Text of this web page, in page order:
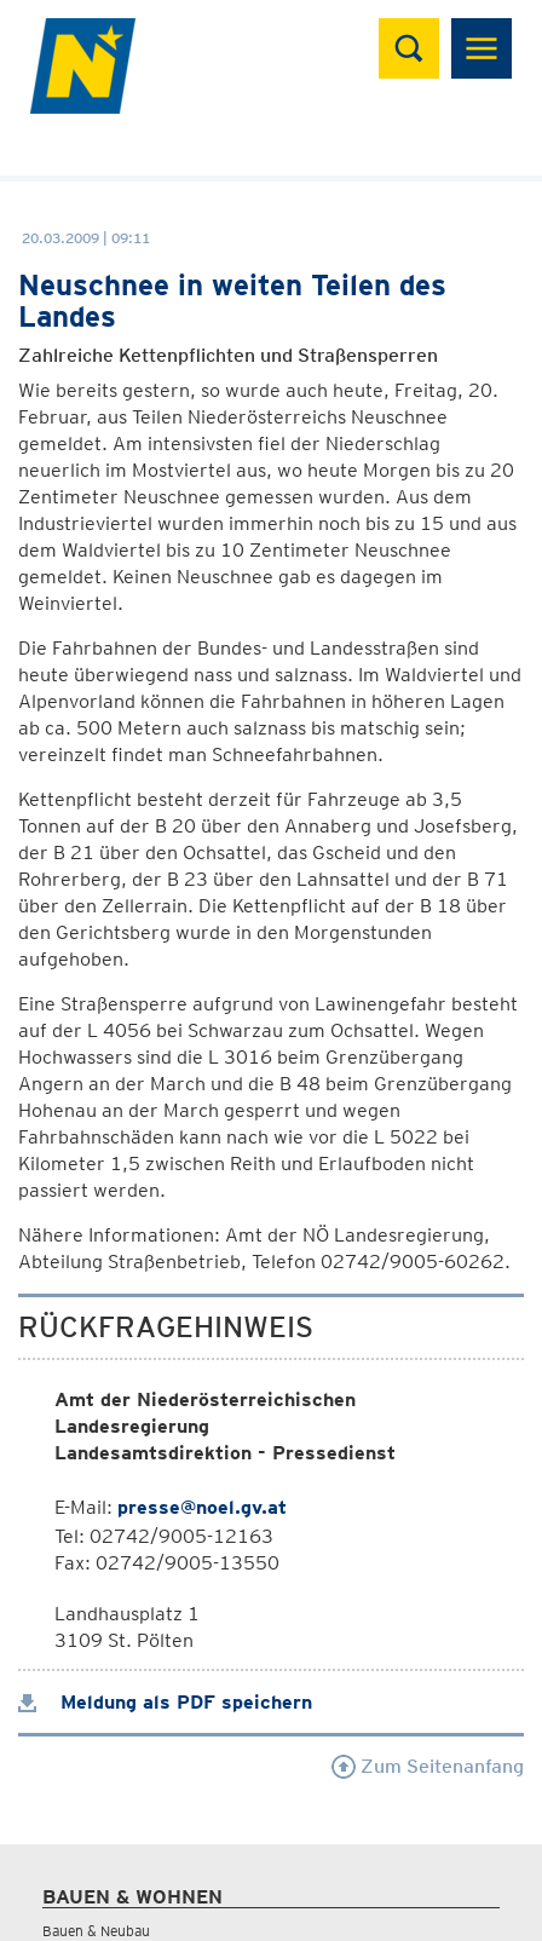
Suchen
20.03.2009 | 09:11
Neuschnee in weiten Teilen des
Landes
Zahlreiche Kettenpflichten und Straßensperren
Wie bereits gestern, so wurde auch heute, Freitag, 20.
Februar, aus Teilen Niederösterreichs Neuschnee
gemeldet. Am intensivsten fiel der Niederschlag
neuerlich im Mostviertel aus, wo heute Morgen bis zu 20
Zentimeter Neuschnee gemessen wurden. Aus dem
Industrieviertel wurden immerhin noch bis zu 15 und aus
dem Waldviertel bis zu 10 Zentimeter Neuschnee
gemeldet. Keinen Neuschnee gab es dagegen im
Weinviertel.
Die Fahrbahnen der Bundes- und Landesstraßen sind
heute überwiegend nass und salznass. Im Waldviertel und
Alpenvorland können die Fahrbahnen in höheren Lagen
ab ca. 500 Metern auch salznass bis matschig sein;
vereinzelt findet man Schneefahrbahnen.
Kettenpflicht besteht derzeit für Fahrzeuge ab 3,5
Tonnen auf der B 20 über den Annaberg und Josefsberg,
der B 21 über den Ochsattel, das Gscheid und den
Rohrerberg, der B 23 über den Lahnsattel und der B 71
über den Zellerrain. Die Kettenpflicht auf der B 18 über
den Gerichtsberg wurde in den Morgenstunden
aufgehoben.
Eine Straßensperre aufgrund von Lawinengefahr besteht
auf der L 4056 bei Schwarzau zum Ochsattel. Wegen
Hochwassers sind die L 3016 beim Grenzübergang
Angern an der March und die B 48 beim Grenzübergang
Hohenau an der March gesperrt und wegen
Fahrbahnschäden kann nach wie vor die L 5022 bei
Kilometer 1,5 zwischen Reith und Erlaufboden nicht
passiert werden.
Nähere Informationen: Amt der NÖ Landesregierung,
Abteilung Straßenbetrieb, Telefon 02742/9005-60262.
RÜCKFRAGEHINWEIS
Amt der Niederösterreichischen
Landesregierung
Landesamtsdirektion - Pressedienst
E-Mail: presse@noel.gv.at
Tel: 02742/9005-12163
Fax: 02742/9005-13550
Landhausplatz 1
3109 St. Pölten
Meldung als PDF speichern
Zum Seitenanfang
BAUEN & WOHNEN
Bauen & Neubau